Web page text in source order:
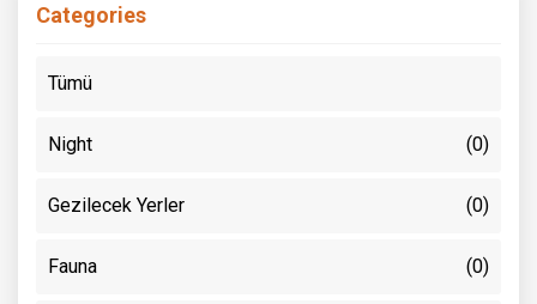
Categories
Tümü
Night (0)
Gezilecek Yerler (0)
Fauna (0)